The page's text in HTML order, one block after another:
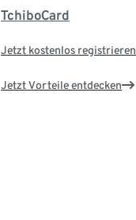
TchiboCard
Jetzt kostenlos registrieren
Jetzt Vorteile entdecken